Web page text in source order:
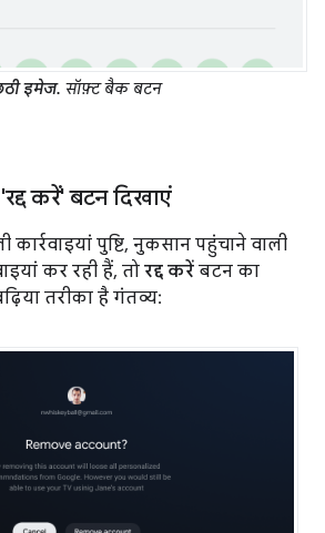
इमेज. सॉफ़्ट बैक बटन
करें' बटन दिखाएं
पुष्टि, नुकसान पहुंचाने वाली
कर रही हैं, तो रद्द करें बटन का
तरीका है गंतव्य: